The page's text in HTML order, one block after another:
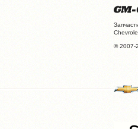
© 2007-